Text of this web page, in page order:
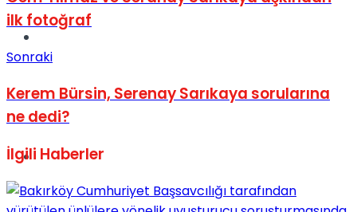
Müzik
No Result
View All Result
ilk fotoğraf
Sonraki
Kerem Bürsin, Serenay Sarıkaya sorularına
ne dedi?
İlgili Haberler